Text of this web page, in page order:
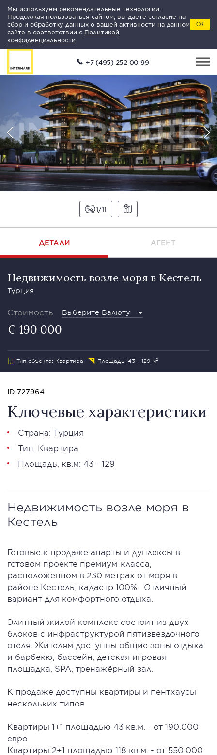
Мы используем рекомендательные технологии.
Продолжая пользоваться сайтом, вы даете согласие на
сбор и обработку данных о вашей активности на данном
сайте в соответствии с Политикой
конфиденциальности
ОК
+7 (495) 252 00 99
1 11
ДЕТАЛИ АГЕНТ
Недвижимость возле моря в Кестель
Турция
Стоимость Выберите Валюту
€ 190 000
Тип объекта: Квартира Площадь: 43 - 129 м²
ID 727964
Ключевые характеристики
Страна: Турция
Тип: Квартира
Площадь, кв.м: 43 - 129
Недвижимость возле моря в
Кестель
Готовые к продаже апарты и дуплексы в
готовом проекте премиум-класса,
расположенном в 230 метрах от моря в
районе Кестель; кадастр 100%. Отличный
вариант для комфортного отдыха.
Элитный жилой комплекс состоит из двух
блоков с инфраструктурой пятизвездочного
отеля. Жителям доступны общие зоны отдыха
и барбекю, бассейн, детская игровая
площадка, SPA, тренажёрный зал.
К продаже доступны квартиры и пентхаусы
нескольких типов
Квартиры 1+1 площадью 43 кв.м. - от 190.000
евро
Квартиры 2+1 площадью 118 кв.м. - от 550.000